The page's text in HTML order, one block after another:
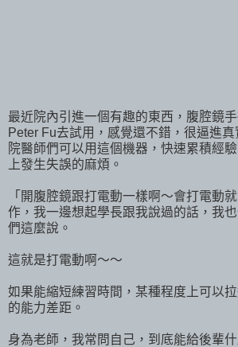
最近院內引進一個有趣的東西，腹腔鏡
Peter Fu去試用，感覺還不錯，很逼進
院醫師們可以用這個機器，快速累積經
上發生失誤的麻煩。
「開腹腔鏡跟打電動一樣啊～會打電動
作，我一邊想起學長跟我說過的話，我
們這麼說。
這就是打電動啊～～
如果能縮短練習時間，某種程度上可以
的能力差距。
身為老師，我常問自己，到底能給後輩